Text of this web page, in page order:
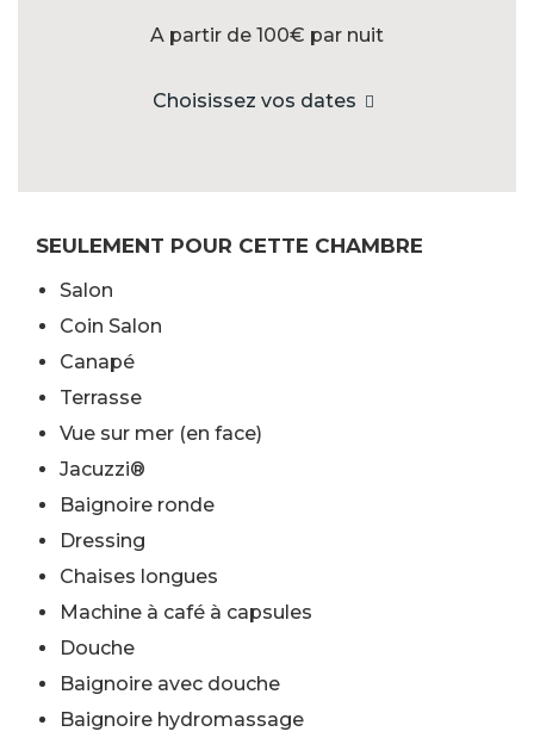
A partir de 100€ par nuit
Choisissez vos dates
SEULEMENT POUR CETTE CHAMBRE
Salon
Coin Salon
Canapé
Terrasse
Vue sur mer (en face)
Jacuzzi®
Baignoire ronde
Dressing
Chaises longues
Machine à café à capsules
Douche
Baignoire avec douche
Baignoire hydromassage